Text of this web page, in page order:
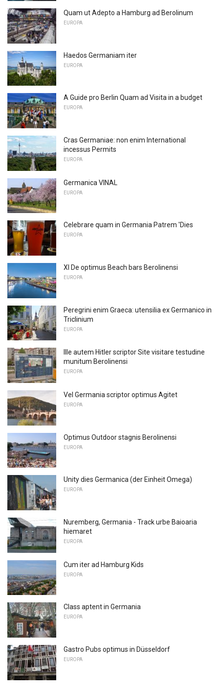
Quam ut Adepto a Hamburg ad Berolinum
EUROPA
Haedos Germaniam iter
EUROPA
A Guide pro Berlin Quam ad Visita in a budget
EUROPA
Cras Germaniae: non enim International
incessus Permits
EUROPA
Germanica VINAL
EUROPA
Celebrare quam in Germania Patrem 'Dies
EUROPA
XI De optimus Beach bars Berolinensi
EUROPA
Peregrini enim Graeca: utensilia ex Germanico in
Triclinium
EUROPA
Ille autem Hitler scriptor Site visitare testudine
munitum Berolinensi
EUROPA
Vel Germania scriptor optimus Agitet
EUROPA
Optimus Outdoor stagnis Berolinensi
EUROPA
Unity dies Germanica (der Einheit Omega)
EUROPA
Nuremberg, Germania - Track urbe Baioaria
hiemaret
EUROPA
Cum iter ad Hamburg Kids
EUROPA
Class aptent in Germania
EUROPA
Gastro Pubs optimus in Düsseldorf
EUROPA